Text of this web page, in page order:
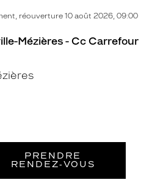
réouverture 10 août 2026, 09:00
Mézières - Cc Carrefour
PRENDRE
RENDEZ‑VOUS